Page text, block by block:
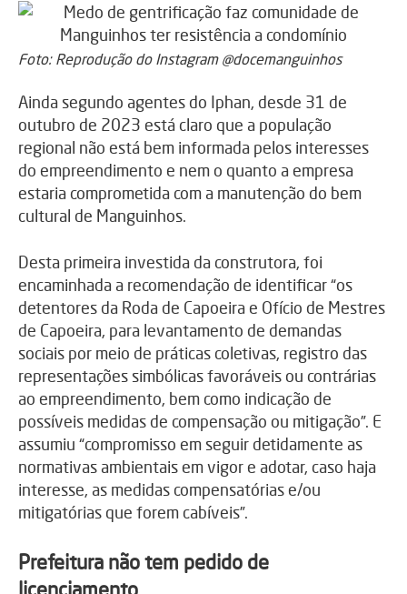
Foto: Reprodução do Instagram @docemanguinhos
Ainda segundo agentes do Iphan, desde 31 de
outubro de 2023 está claro que a população
regional não está bem informada pelos interesses
do empreendimento e nem o quanto a empresa
estaria comprometida com a manutenção do bem
cultural de Manguinhos.
Desta primeira investida da construtora, foi
encaminhada a recomendação de identificar “os
detentores da Roda de Capoeira e Ofício de Mestres
de Capoeira, para levantamento de demandas
sociais por meio de práticas coletivas, registro das
representações simbólicas favoráveis ou contrárias
ao empreendimento, bem como indicação de
possíveis medidas de compensação ou mitigação”. E
assumiu “compromisso em seguir detidamente as
normativas ambientais em vigor e adotar, caso haja
interesse, as medidas compensatórias e/ou
mitigatórias que forem cabíveis”.
Prefeitura não tem pedido de
licenciamento